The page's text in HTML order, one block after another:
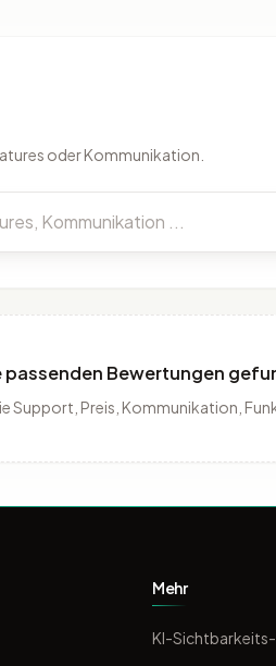
oder Kommunikation.
passenden Bewertungen
Support, Preis, Kommunikation,
Mehr
KI-